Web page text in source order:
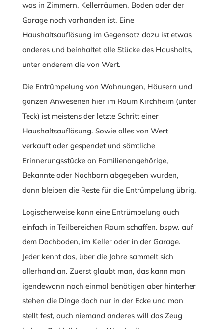
was in Zimmern, Kellerräumen, Boden oder der
Garage noch vorhanden ist. Eine
Haushaltsauflösung im Gegensatz dazu ist etwas
anderes und beinhaltet alle Stücke des Haushalts,
unter anderem die von Wert.
Die Entrümpelung von Wohnungen, Häusern und
ganzen Anwesenen hier im Raum Kirchheim (unter
Teck) ist meistens der letzte Schritt einer
Haushaltsauflösung. Sowie alles von Wert
verkauft oder gespendet und sämtliche
Erinnerungsstücke an Familienangehörige,
Bekannte oder Nachbarn abgegeben wurden,
dann bleiben die Reste für die Entrümpelung übrig.
Logischerweise kann eine Entrümpelung auch
einfach in Teilbereichen Raum schaffen, bspw. auf
dem Dachboden, im Keller oder in der Garage.
Jeder kennt das, über die Jahre sammelt sich
allerhand an. Zuerst glaubt man, das kann man
igendewann noch einmal benötigen aber hinterher
stehen die Dinge doch nur in der Ecke und man
stellt fest, auch niemand anderes will das Zeug